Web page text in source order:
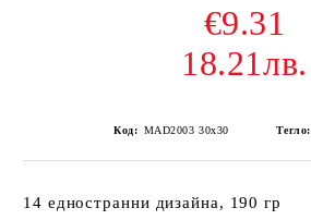
€9.31
18.21лв.
Код: MAD2003 30x30 Тегло:
14 едностранни дизайна, 190 гр